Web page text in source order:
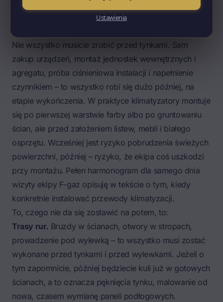
standardowych 5 cm do 10 cm – piszę o tym w
rozdziale o adaptacji projektu w mojej książce.
Nie wszystko musicie zrobić przed tynkami. Sam
zakup urządzeń, montaż jednostek wewnętrznych i
agregatu, próba ciśnieniowa instalacji i napełnienie
czynnikiem – to wszystko robi się dużo później, na
etapie wykończenia. W praktyce klimatyzatory montuje
się po pierwszej warstwie farby albo po gruntowaniu
ścian, ale przed założeniem listew, mebli i białego
osprzętu. Wcześniej jest ryzyko pobrudzenia świeżych
powierzchni, później – ryzyko, że ekipa coś uszkodzi
przy montażu. Pełen harmonogram dla samego dnia
wizyty ekipy F-gaz opisuję w tekście o tym, kiedy
konkretnie instalować przewody klimatyzacji.
To, czego nie da się zostawić na potem, to:
Trasy rur. Bruzdy w ścianach, otwory w stropach,
prowadzenie pod wylewką – to wszystko musi zostać
wykonane przed tynkami i przed wylewkami. Jeżeli o
tym zapomnicie, później będziecie kuli już w gotowych
ścianach, a to oznacza pęknięcia tynku, malowanie od
nowa, czasem wymianę paneli podłogowych.
Ustawienia